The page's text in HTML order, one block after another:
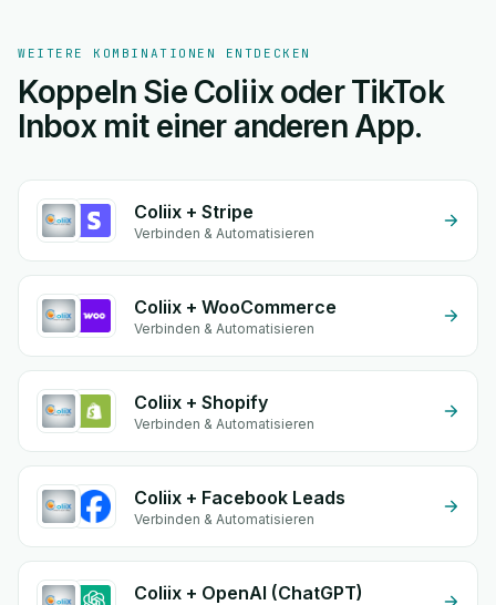
WEITERE KOMBINATIONEN ENTDECKEN
Koppeln Sie Coliix oder TikTok
Inbox mit einer anderen App.
Coliix + Stripe
Verbinden & Automatisieren
Coliix + WooCommerce
Verbinden & Automatisieren
Coliix + Shopify
Verbinden & Automatisieren
Coliix + Facebook Leads
Verbinden & Automatisieren
Coliix + OpenAI (ChatGPT)